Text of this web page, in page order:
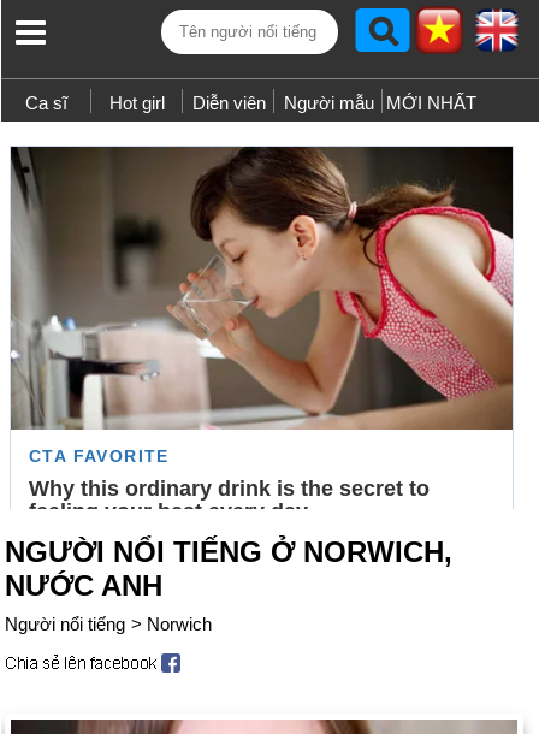
Ca sĩ Hot girl Diễn viên Người mẫu MỚI NHẤT
NGƯỜI NỔI TIẾNG Ở NORWICH,
NƯỚC ANH
Người nổi tiếng > Norwich